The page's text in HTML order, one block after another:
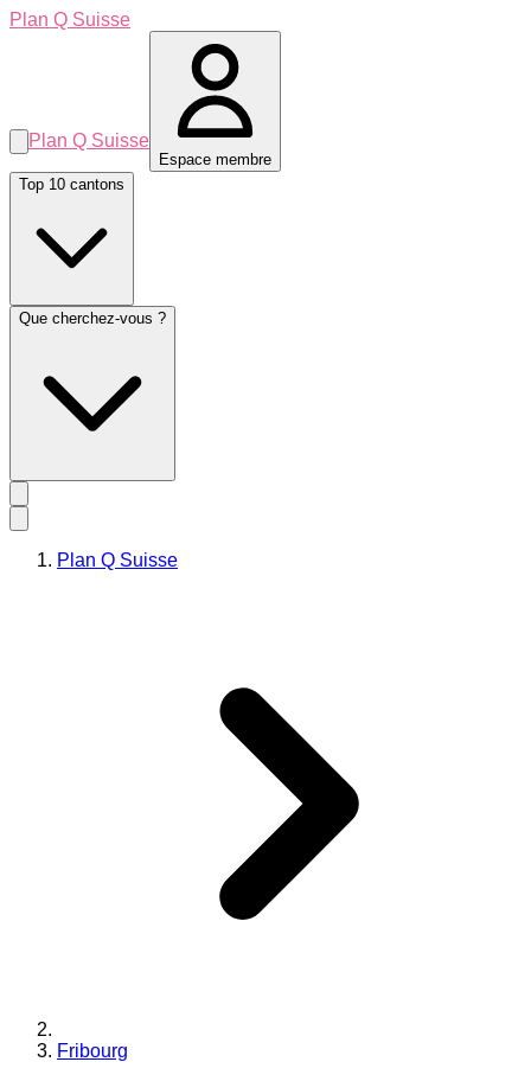
Plan Q Suisse
Plan Q Suisse
Espace membre
Top 10 cantons
Que cherchez-vous ?
Plan Q Suisse
Fribourg